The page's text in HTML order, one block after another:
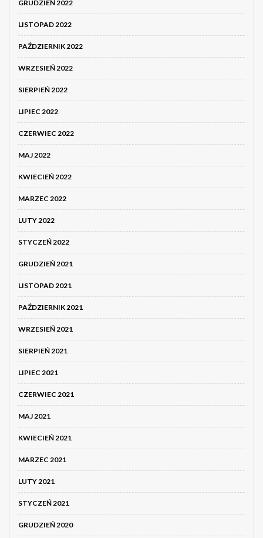
GRUDZIEŃ 2022
LISTOPAD 2022
PAŹDZIERNIK 2022
WRZESIEŃ 2022
SIERPIEŃ 2022
LIPIEC 2022
CZERWIEC 2022
MAJ 2022
KWIECIEŃ 2022
MARZEC 2022
LUTY 2022
STYCZEŃ 2022
GRUDZIEŃ 2021
LISTOPAD 2021
PAŹDZIERNIK 2021
WRZESIEŃ 2021
SIERPIEŃ 2021
LIPIEC 2021
CZERWIEC 2021
MAJ 2021
KWIECIEŃ 2021
MARZEC 2021
LUTY 2021
STYCZEŃ 2021
GRUDZIEŃ 2020